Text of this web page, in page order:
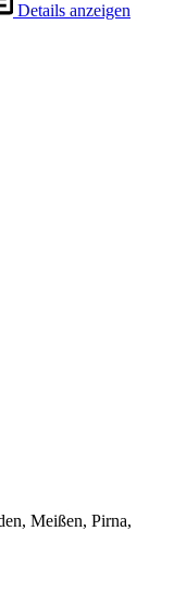
Details anzeigen
Meißen, Pirna,